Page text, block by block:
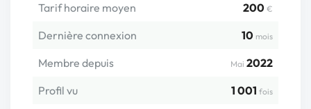
Tarif horaire moyen 200 €
Dernière connexion 10 mois
Membre depuis Mai 2022
Profil vu
1 001 fois